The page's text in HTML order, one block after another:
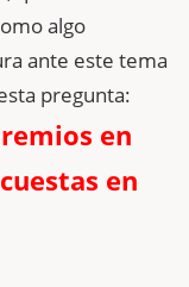
algo
ante este tema
pregunta:
en
en